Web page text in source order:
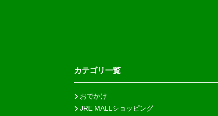
カテゴリ一覧
おでかけ
JRE MALLショッピング